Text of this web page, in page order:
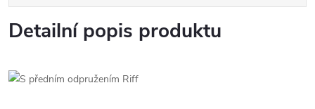
Detailní popis produktu